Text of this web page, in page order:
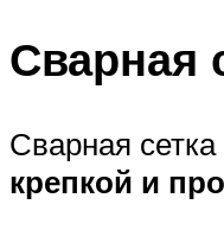
Сварная
Сварная сетка
крепкой и